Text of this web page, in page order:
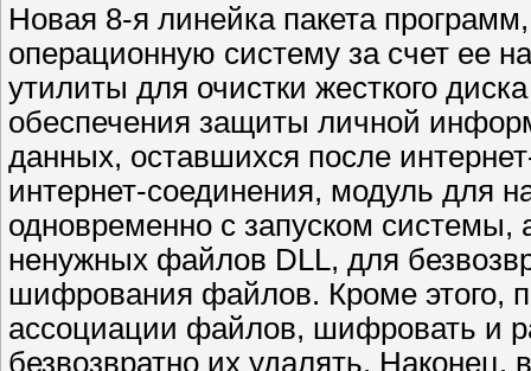
Новая 8-я линейка пакета
операционную систему за счет ее
утилиты для очистки жесткого
обеспечения защиты личной
данных, оставшихся после
интернет-соединения, модуль для
одновременно с запуском системы,
ненужных файлов DLL, для
шифрования файлов. Кроме этого,
ассоциации файлов, шифровать и
безвозвратно их удалять.